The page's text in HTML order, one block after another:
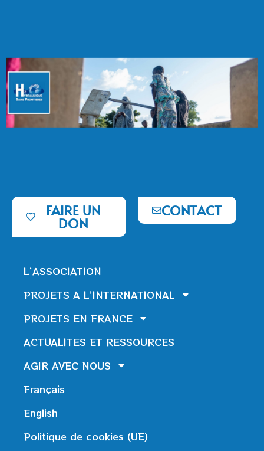
FAIRE UN
DON
CONTACT
L’ASSOCIATION
PROJETS A L’INTERNATIONAL
PROJETS EN FRANCE
ACTUALITES ET RESSOURCES
AGIR AVEC NOUS
Français
English
Politique de cookies (UE)